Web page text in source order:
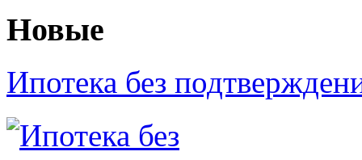
Новые
Ипотека без